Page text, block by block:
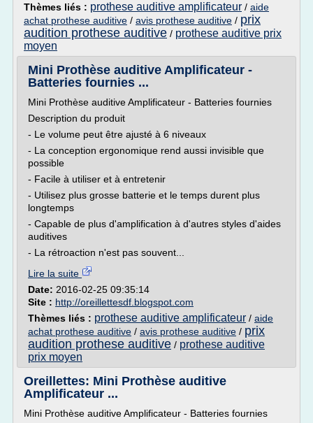
Thèmes liés : prothese auditive amplificateur / aide
achat prothese auditive / avis prothese auditive / prix
audition prothese auditive / prothese auditive prix
moyen
Mini Prothèse auditive Amplificateur -
Batteries fournies ...
Mini Prothèse auditive Amplificateur - Batteries fournies
Description du produit
- Le volume peut être ajusté à 6 niveaux
- La conception ergonomique rend aussi invisible que
possible
- Facile à utiliser et à entretenir
- Utilisez plus grosse batterie et le temps durent plus
longtemps
- Capable de plus d'amplification à d'autres styles d'aides
auditives
- La rétroaction n'est pas souvent...
Lire la suite
Date: 2016-02-25 09:35:14
Site : http://oreillettesdf.blogspot.com
Thèmes liés : prothese auditive amplificateur / aide
achat prothese auditive / avis prothese auditive / prix
audition prothese auditive / prothese auditive
prix moyen
Oreillettes: Mini Prothèse auditive
Amplificateur ...
Mini Prothèse auditive Amplificateur - Batteries fournies